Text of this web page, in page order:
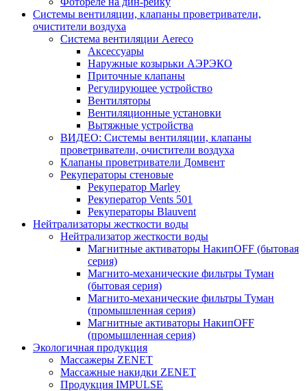
Системы вентиляции, клапаны проветриватели,
очистители воздуха
Система вентиляции Aereco
Аксессуары
Наружные козырьки АЭРЭКО
Приточные клапаны
Регулирующее устройство
Вентиляторы
Вентиляционные установки
Вытяжные устройства
ВИДЕО: Системы вентиляции, клапаны
проветриватели, очистители воздуха
Клапаны проветриватели Домвент
Рекуператоры стеновые
Рекуператор Marley
Рекуператор Vents 501
Рекуператоры Blauvent
Нейтрализаторы жесткости воды
Нейтрализатор жесткости воды
Магнитные активаторы НакипOFF (бытовая
серия)
Магнито-механические фильтры Туман
(бытовая серия)
Магнито-механические фильтры Туман
(промышленная серия)
Магнитные активаторы НакипOFF
(промышленная серия)
Экологичная продукция
Массажеры ZENET
Массажные накидки ZENET
Продукция IMPULSE